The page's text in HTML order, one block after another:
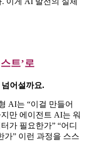
트’로
어설까요.
AI는 “이걸 만들어
만 에이전트 AI는 워
가 필요한가” “어디
가” 이런 과정을 스스